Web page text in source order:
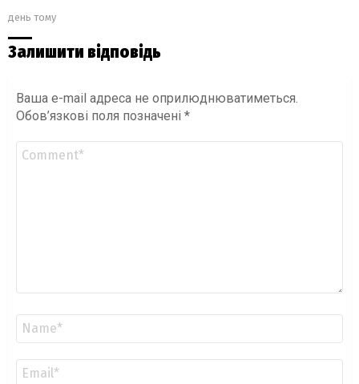
день тому
Залишити відповідь
Ваша e-mail адреса не оприлюднюватиметься.
Обов’язкові поля позначені *